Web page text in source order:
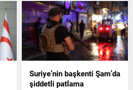
bölgede yüzden fazla ölü
olduğu iddia edildi.
Suriye’nin başkenti Şam’da
şiddetli patlama